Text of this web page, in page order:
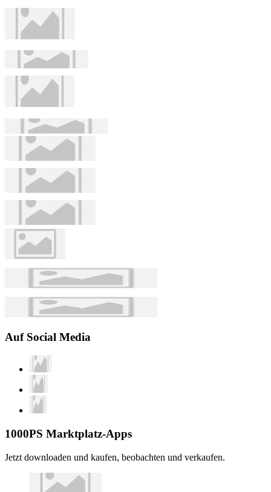
Auf Social Media
1000PS Marktplatz-Apps
Jetzt downloaden und kaufen, beobachten und verkaufen.